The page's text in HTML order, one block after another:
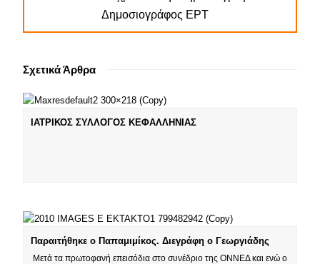
Δημοσιογράφος ΕΡΤ
Σχετικά Άρθρα
ΙΑΤΡΙΚΟΣ ΣΥΛΛΟΓΟΣ ΚΕΦΑΛΛΗΝΙΑΣ
Παραιτήθηκε ο Παπαμιμίκος. Διεγράφη ο Γεωργιάδης
Μετά τα πρωτοφανή επεισόδια στο συνέδριο της ΟΝΝΕΔ και ενώ ο